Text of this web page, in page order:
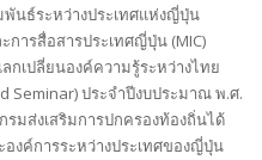
นธ์ระหว่างประเทศแห่งญี่ปุ่น
การสื่อสารประเทศญี่ปุ่น (MIC)
กเปลี่ยนองค์ความรู้ระหว่างไทย
Seminar) ประจำปีงบประมาณ พ.ศ.
รมส่งเสริมการปกครองท้องถิ่นได้
งค์การระหว่างประเทศของญี่ปุ่น